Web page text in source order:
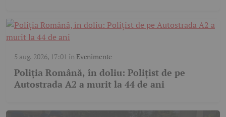
5 aug. 2026, 17:01 în Evenimente
Poliția Română, în doliu: Polițist de pe
Autostrada A2 a murit la 44 de ani